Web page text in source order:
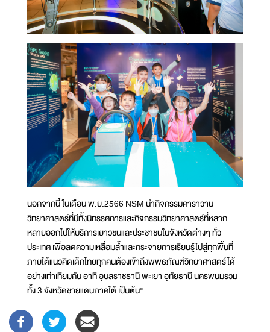
นอกจากนี้ ในเดือน พ.ย.2566 NSM นำกิจกรรมคาราวาน
วิทยาศาสตร์ที่มีทั้งนิทรรศการและกิจกรรมวิทยาศาสตร์ที่หลาก
หลายออกไปให้บริการเยาวชนและประชาชนในจังหวัดต่างๆ ทั่ว
ประเทศ เพื่อลดความเหลื่อมล้ำและกระจายการเรียนรู้ไปสู่ทุกพื้นที่
ภายใต้แนวคิดเด็กไทยทุกคนต้องเข้าถึงพิพิธภัณฑ์วิทยาศาสตร์ได้
อย่างเท่าเทียมกัน อาทิ อุบลราชธานี พะเยา อุทัยธานี นครพนมรวม
ทั้ง 3 จังหวัดชายแดนภาคใต้ เป็นต้น"